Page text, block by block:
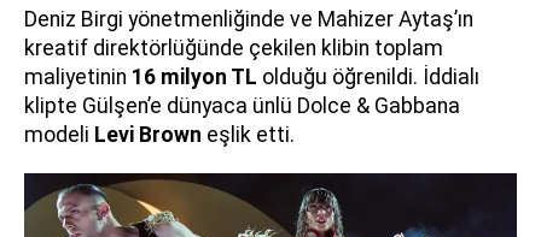
Deniz Birgi yönetmenliğinde ve Mahizer Aytaş’ın
kreatif direktörlüğünde çekilen klibin toplam
maliyetinin 16 milyon TL olduğu öğrenildi. İddialı
klipte Gülşen’e dünyaca ünlü Dolce & Gabbana
modeli Levi Brown eşlik etti.